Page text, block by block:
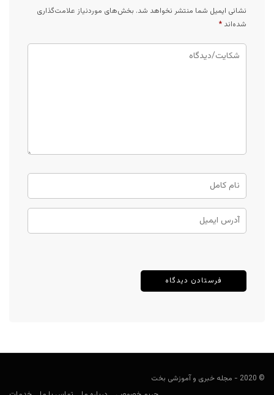
نشانی ایمیل شما منتشر نخواهد شد. بخش‌های موردنیاز علامت‌گذاری
شده‌اند *
© 2020 - مجله خبری و آموزشی بخت